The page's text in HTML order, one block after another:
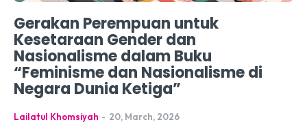
Gerakan Perempuan untuk
Kesetaraan Gender dan
Nasionalisme dalam Buku
“Feminisme dan Nasionalisme di
Negara Dunia Ketiga”
Lailatul Khomsiyah - 20, March, 2026